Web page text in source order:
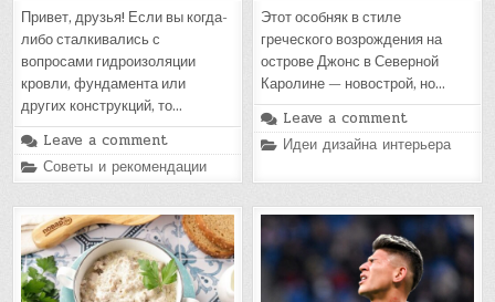
Привет, друзья! Если вы когда-
либо сталкивались с
вопросами гидроизоляции
кровли, фундамента или
других конструкций, то…
Leave a comment
Posted
in
Советы и рекомендации
Этот особняк в стиле
греческого возрождения на
острове Джонс в Северной
Каролине — новострой, но…
Leave a comment
Posted
in
Идеи дизайна интерьера